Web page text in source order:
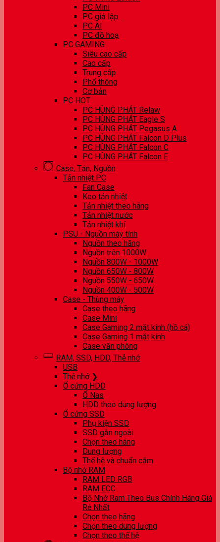
PC Mini
PC giả lập
PC AI
PC đồ hoạ
PC GAMING
Siêu cao cấp
Cao cấp
Trung cấp
Phổ thông
Cơ bản
PC HOT
PC HÙNG PHÁT Relaw
PC HÙNG PHÁT Eagle S
PC HÙNG PHÁT Pegasus A
PC HÙNG PHÁT Falcon D Plus
PC HÙNG PHÁT Falcon C
PC HÙNG PHÁT Falcon E
Case, Tản, Nguồn
Tản nhiệt PC
Fan Case
Keo tản nhiệt
Tản nhiệt theo hãng
Tản nhiệt nước
Tản nhiệt khí
PSU - Nguồn máy tính
Nguồn theo hãng
Nguồn trên 1000W
Nguồn 800W - 1000W
Nguồn 650W - 800W
Nguồn 550W - 650W
Nguồn 400W - 500W
Case - Thùng máy
Case theo hãng
Case Mini
Case Gaming 2 mặt kính (hồ cá)
Case Gaming 1 mặt kính
Case văn phòng
RAM, SSD, HDD, Thẻ nhớ
USB
Thẻ nhớ ❯
Ổ cứng HDD
Ổ Nas
HDD theo dung lượng
Ổ cứng SSD
Phụ kiện SSD
SSD gắn ngoài
Chọn theo hãng
Dung lượng
Thế hệ và chuẩn cắm
Bộ nhớ RAM
RAM LED RGB
RAM ECC
Bộ Nhớ Ram Theo Bus Chính Hãng Giá
Rẻ Nhất
Chọn theo hãng
Chọn theo dung lượng
Chọn theo thế hệ